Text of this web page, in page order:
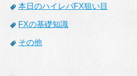
本日のハイレバFX狙い目
FXの基礎知識
その他